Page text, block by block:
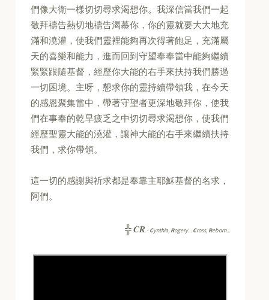
們像大衛一樣切切尋求渴想你。我深信當我們一起
敬拜禱告熱切地禱告渴慕你，你的靈就要大大地充
滿和澆灌，使我們靈裡能夠再次得著飽足，充滿屬
天的喜樂和能力，進而回到守望奉奉當中能夠繼續
緊緊跟隨基督，經歷你大能的右手來扶持我們勝過
一切困境。主呀，懇求你的靈持續帶領我，在今天
的感恩聚集當中，帶著守望者更深地敬拜你，使我
們在事奉的乾旱疲乏之中切切尋求渴想你，使我們
經歷聖靈大能的澆灌，讓神大能的右手來繼續扶持
我們，求你帶領。
這一切的感謝與祈求都是奉靠主耶穌基督的名求，
阿們。
╬CR -Cynthia, Rogery... Cross, Reborn...